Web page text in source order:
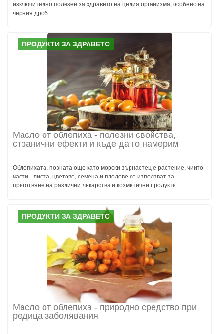
изключително полезен за здравето на целия организма, особено на
черния дроб.
ПРОДУКТИ ЗА ЗДРАВЕТО
Масло от облепиха - полезни свойства,
странични ефекти и къде да го намерим
Облепихата, позната още като морски зърнастец е растение, чиито
части - листа, цветове, семена и плодове се използват за
приготвяне на различни лекарства и козметични продукти.
ПРОДУКТИ ЗА ЗДРАВЕТО
Масло от облепиха - природно средство при
редица заболявания